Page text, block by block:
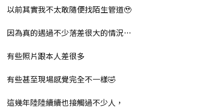
以前其實我不太敢隨便找陌生管道🥹
因為真的遇過不少落差很大的情況…
有些照片跟本人差很多
有些甚至現場感覺完全不一樣🤣
這幾年陸陸續續也接觸過不少人，